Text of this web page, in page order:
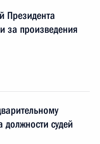
Президента
за произведения
судей